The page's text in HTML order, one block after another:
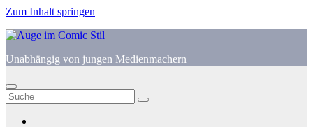
Zum Inhalt springen
Unabhängig von jungen Medienmachern